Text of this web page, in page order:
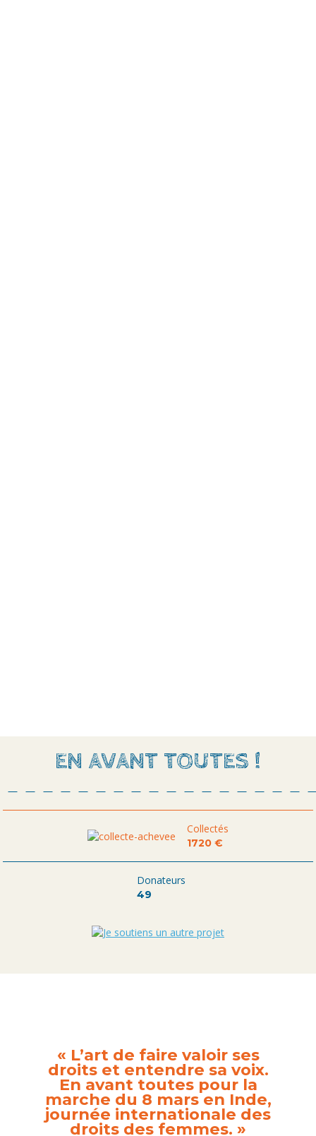
EN AVANT TOUTES !
Collectés
1720 €
Donateurs
49
« L’art de faire valoir ses
droits et entendre sa voix.
En avant toutes pour la
marche du 8 mars en Inde,
journée internationale des
droits des femmes. »